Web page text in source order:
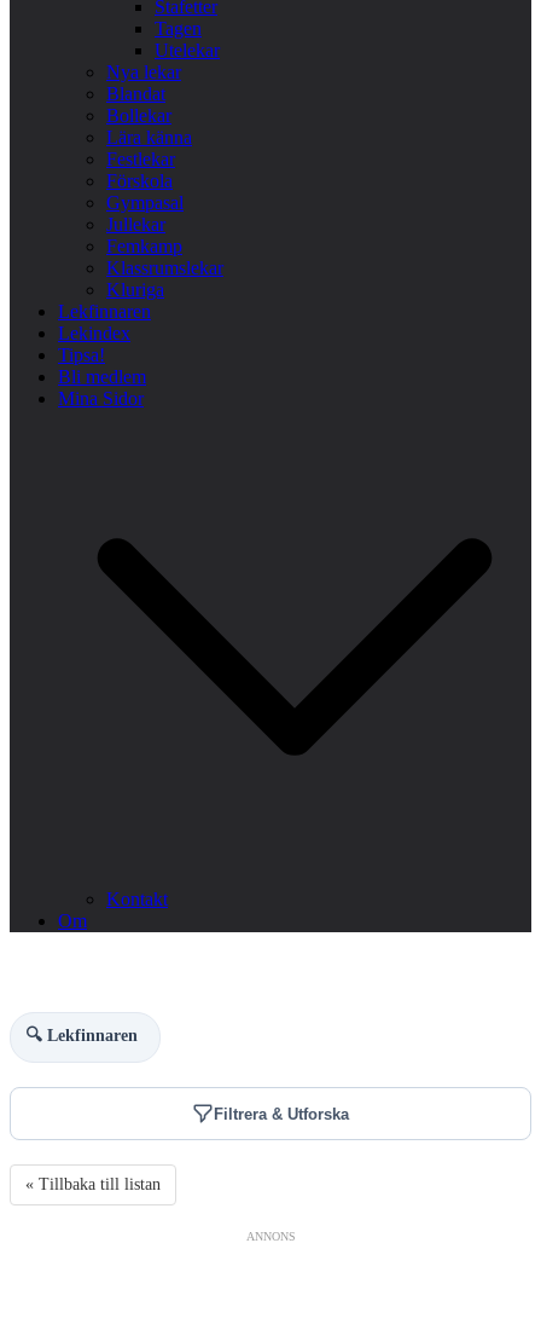
Stafetter
Tagen
Utelekar
Nya lekar
Blandat
Bollekar
Lära känna
Festlekar
Förskola
Gympasal
Jullekar
Femkamp
Klassrumslekar
Kluriga
Lekfinnaren
Lekindex
Tipsa!
Bli medlem
Mina Sidor
Kontakt
Om
🔍 Lekfinnaren
Filtrera & Utforska
« Tillbaka till listan
ANNONS